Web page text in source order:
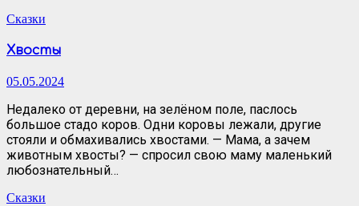
Сказки
Хвосты
05.05.2024
Недалеко от деревни, на зелёном поле, паслось
большое стадо коров. Одни коровы лежали, другие
стояли и обмахивались хвостами. — Мама, а зачем
животным хвосты? — спросил свою маму маленький
любознательный…
Сказки